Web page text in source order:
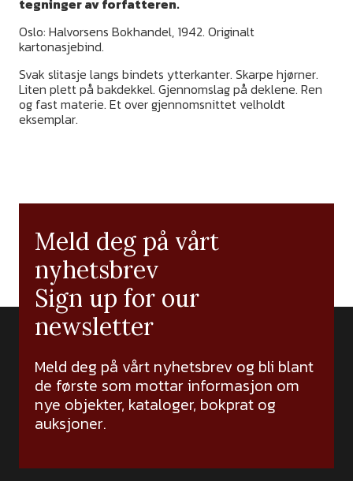
tegninger av forfatteren.
Oslo: Halvorsens Bokhandel, 1942. Originalt
kartonasjebind.
Svak slitasje langs bindets ytterkanter. Skarpe hjørner.
Liten plett på bakdekkel. Gjennomslag på deklene. Ren
og fast materie. Et over gjennomsnittet velholdt
eksemplar.
Meld deg på vårt
nyhetsbrev
Sign up for our
newsletter
Meld deg på vårt nyhetsbrev og bli blant
de første som mottar informasjon om
nye objekter, kataloger, bokprat og
auksjoner.